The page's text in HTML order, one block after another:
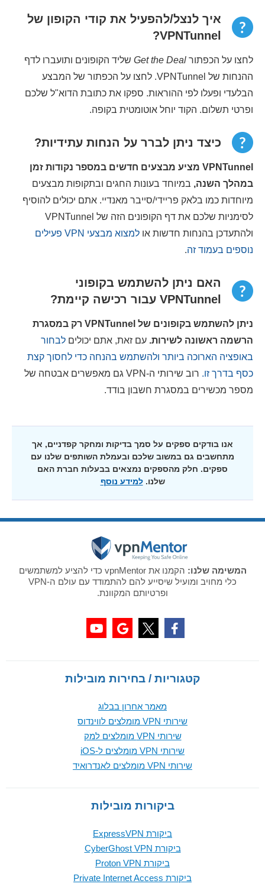
איך לנצל/להפעיל את קודי הקופון של
VPNTunnel?
לחצו על הכפתור Get the Deal שליד הקופונים ותועברו לדף
ההנחות של VPNTunnel. לחצו על הכפתור של המבצע
הבלעדי ופעלו לפי ההוראות. ספקו את כתובת הדוא"ל שלכם
ופרטי תשלום. הקוד יוחל אוטומטית בקופה.
כיצד ניתן לברר על הנחות עתידיות?
VPNTunnel מציע מבצעים חדשים במספר נקודות זמן
במהלך השנה, במיוחד בעונות החגים ובתקופות מבצעים
מיוחדות כמו בלאק פריידי/סייבר מאנדיי. אתם יכולים להוסיף
לסימניות שלכם את דף הקופונים הזה של VPNTunnel
ולהתעדכן בהנחות חדשות או
למצוא מבצעי VPN פעילים
נוספים בעמוד זה.
האם ניתן להשתמש בקופוני
VPNTunnel עבור רכישה קיימת?
ניתן להשתמש בקופונים של VPNTunnel רק במסגרת
הרשמה ראשונה לשירות. עם זאת, אתם יכולים לבחור
באופציה הארוכה ביותר ולהשתמש בהנחה כדי לחסוך קצת
כסף בדרך זו.
רוב שירותי ה-VPN גם מאפשרים אבטחה של
מספר מכשירים במסגרת חשבון בודד.
אנו בודקים ספקים על סמך בדיקות ומחקר קפדניים, אך
מתחשבים גם במשוב שלכם ובעמלת השותפים שלנו עם
ספקים. חלק מהספקים נמצאים בבעלות חברת האם
שלנו.למידע נוסף
המשימה שלנו:
הקמנו את vpnMentor כדי להציע למשתמשים
כלי מחויב ומועיל שיסייע להם להתמודד עם עולם ה-VPN
ופרטיותם המקוונת.
קטגוריות / בחירות מובילות
מאמר אחרון בבלוג
שירותי VPN מומלצים לווינדוס
שירותי VPN מומלצים למק
שירותי VPN מומלצים ל-iOS
שירותי VPN מומלצים לאנדרואיד
ביקורות מובילות
ביקורת ExpressVPN
ביקורת CyberGhost VPN
ביקורת Proton VPN
ביקורת Private Internet Access